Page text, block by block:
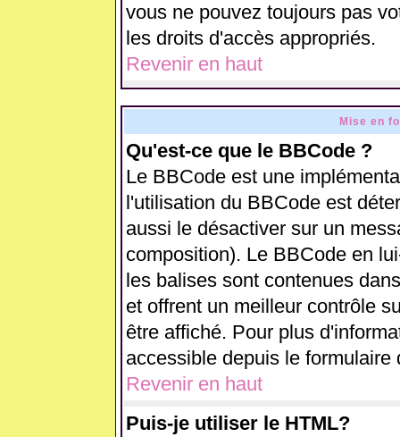
vous ne pouvez toujours pas
les droits d'accès appropriés.
Revenir en haut
Mise en
Qu'est-ce que le BBCode ?
Le BBCode est une
l'utilisation du BBCode est
aussi le désactiver sur un
composition). Le BBCode en
les balises sont contenues
et offrent un meilleur contrôle
être affiché. Pour plus
accessible depuis le formulaire
Revenir en haut
Puis-je utiliser le HTML?